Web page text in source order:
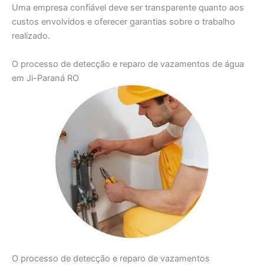
Uma empresa confiável deve ser transparente quanto aos
custos envolvidos e oferecer garantias sobre o trabalho
realizado.
O processo de detecção e reparo de vazamentos de água
em Ji-Paraná RO
O processo de detecção e reparo de vazamentos